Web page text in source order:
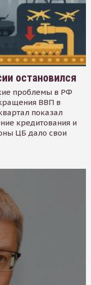
остановился
проблемы в РФ
ВВП в
показал
кредитования и
ЦБ дало свои